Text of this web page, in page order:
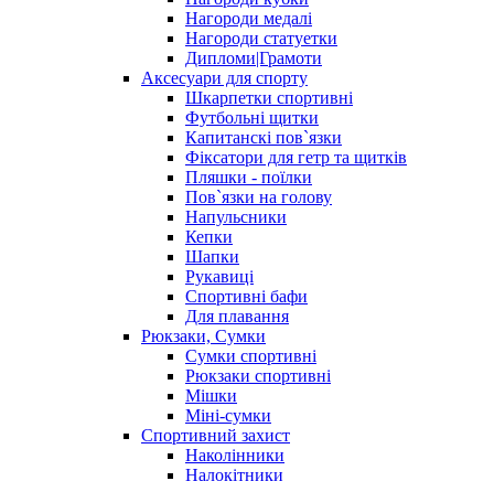
Нагороди медалі
Нагороди статуетки
Дипломи|Грамоти
Аксесуари для спорту
Шкарпетки спортивні
Футбольні щитки
Капитанскі пов`язки
Фіксатори для гетр та щитків
Пляшки - поїлки
Пов`язки на голову
Напульсники
Кепки
Шапки
Рукавиці
Спортивні бафи
Для плавання
Рюкзаки, Сумки
Сумки спортивні
Рюкзаки спортивні
Мішки
Міні-сумки
Спортивний захист
Наколінники
Налокітники